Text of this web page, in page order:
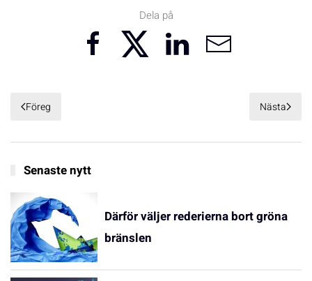
Dela på
Föreg Nästa
Senaste nytt
Därför väljer rederierna bort gröna
bränslen